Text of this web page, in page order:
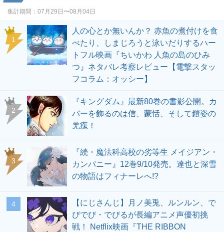
集計期間： 07月29日〜08月04日
1
人の心とか無いんか？ 赤魚の煮付けを食
べたり、しまじろうと泳いだりするハー
トフル映画『ちいかわ 人魚の島のひみ
つ』ネタバレ考察レビュー【電撃スタッ
フコラム：オッシー】
2
『キングダム』最新80巻の書影公開。カ
バーを飾るのは信、蒙恬、そして鎧姿の
羌瘣！
3
『続・魔法科高校の劣等生 メイジアン・
カンパニー』12巻9/10発売。達也と深雪
の物語はフィナーレへ!?
4
【にじさんじ】月ノ美兎、ルンルン、で
びでび・でびるが長編アニメ声優初挑
戦！ Netflix映画『THE RIBBON